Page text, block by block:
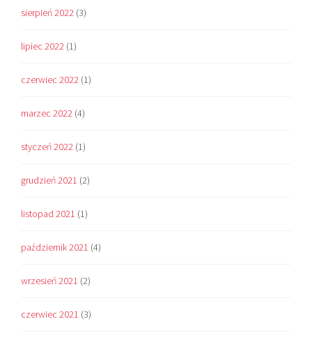
sierpień 2022 (3)
lipiec 2022 (1)
czerwiec 2022 (1)
marzec 2022 (4)
styczeń 2022 (1)
grudzień 2021 (2)
listopad 2021 (1)
październik 2021 (4)
wrzesień 2021 (2)
czerwiec 2021 (3)